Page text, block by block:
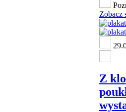
Zobacz
Z